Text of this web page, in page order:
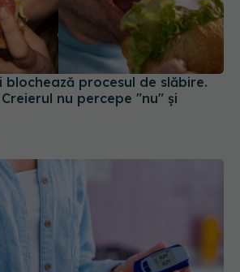
blochează procesul de slăbire.
nu percepe "nu" și